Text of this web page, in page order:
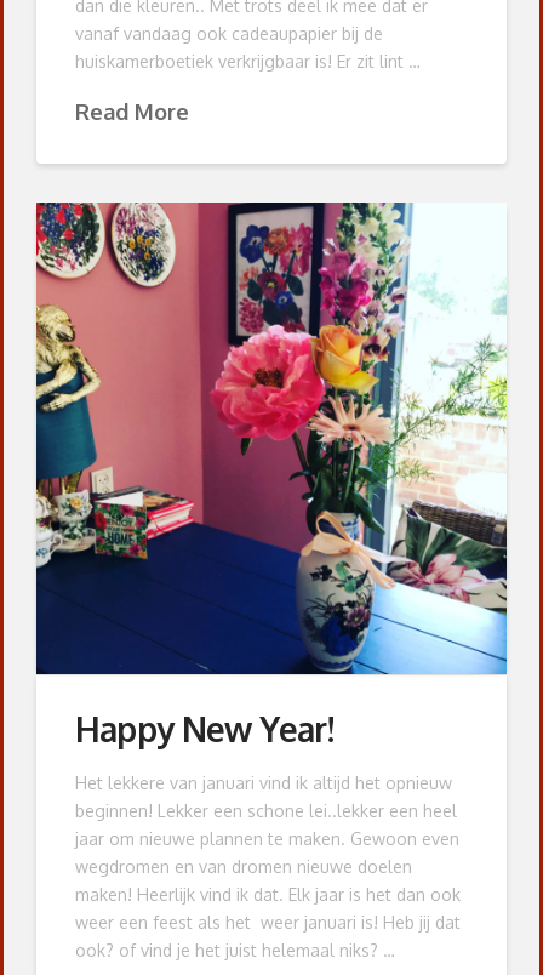
dan die kleuren.. Met trots deel ik mee dat er
vanaf vandaag ook cadeaupapier bij de
huiskamerboetiek verkrijgbaar is! Er zit lint …
Read More
Happy New Year!
Het lekkere van januari vind ik altijd het opnieuw
beginnen! Lekker een schone lei..lekker een heel
jaar om nieuwe plannen te maken. Gewoon even
wegdromen en van dromen nieuwe doelen
maken! Heerlijk vind ik dat. Elk jaar is het dan ook
weer een feest als het weer januari is! Heb jij dat
ook? of vind je het juist helemaal niks? …